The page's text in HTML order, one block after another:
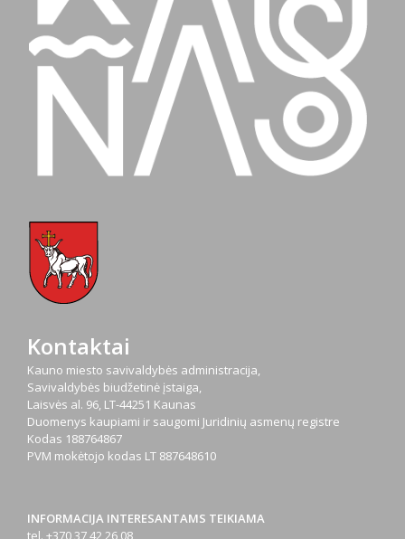
Kontaktai
Kauno miesto savivaldybės administracija,
Savivaldybės biudžetinė įstaiga,
Laisvės al. 96, LT-44251 Kaunas
Duomenys kaupiami ir saugomi Juridinių asmenų registre
Kodas 188764867
PVM mokėtojo kodas LT 887648610
INFORMACIJA INTERESANTAMS TEIKIAMA
tel. +370 37 42 26 08